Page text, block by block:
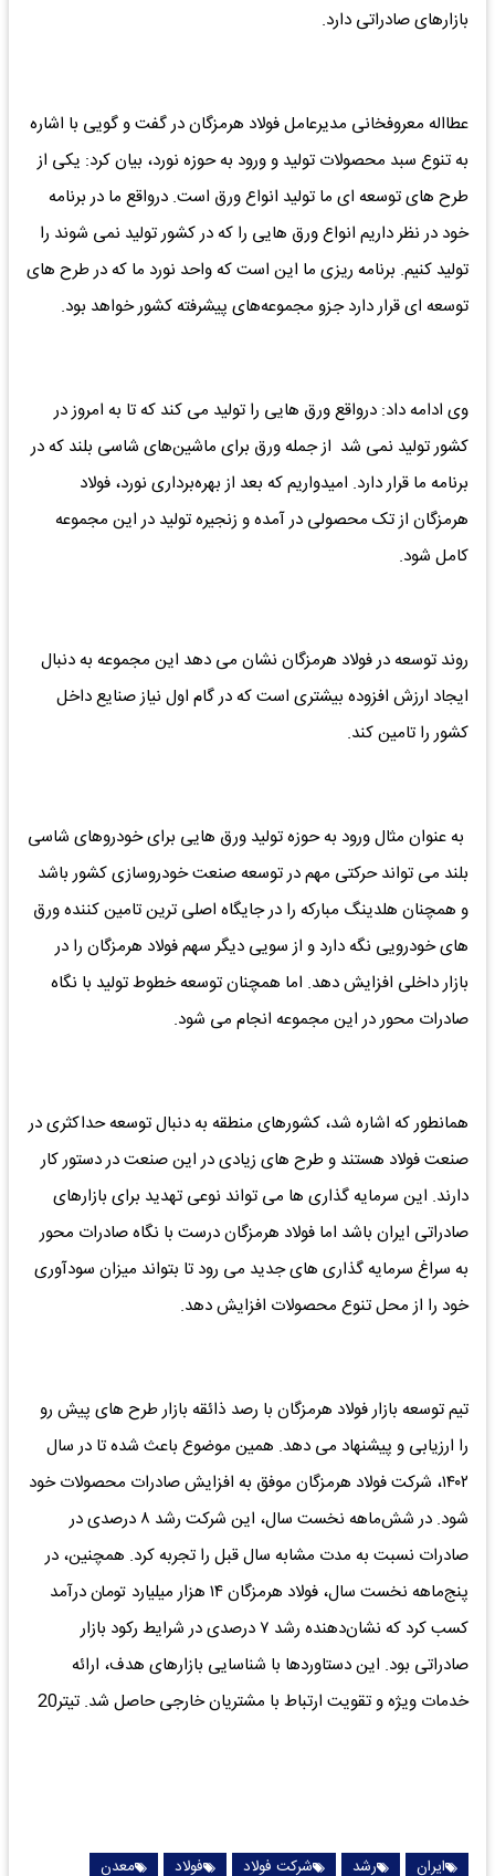
بازارهای صادراتی دارد.
عطااله معروفخانی مدیرعامل فولاد هرمزگان در گفت و گویی با اشاره
به تنوع سبد محصولات تولید و ورود به حوزه نورد، بیان کرد: یکی از
طرح های توسعه ای ما تولید انواع ورق است. درواقع ما در برنامه
خود در نظر داریم انواع ورق هایی را که در کشور تولید نمی شوند را
تولید کنیم. برنامه ریزی ما این است که واحد نورد ما که در طرح های
توسعه ای قرار دارد جزو مجموعه‌های پیشرفته کشور خواهد بود.
وی ادامه داد: درواقع ورق هایی را تولید می کند که تا به امروز در
کشور تولید نمی شد از جمله ورق برای ماشین‌های شاسی بلند که در
برنامه ما قرار دارد. امیدواریم که بعد از بهره‌برداری نورد، فولاد
هرمزگان از تک محصولی در آمده و زنجیره تولید در این مجموعه
کامل شود.
روند توسعه در فولاد هرمزگان نشان می دهد این مجموعه به دنبال
ایجاد ارزش افزوده بیشتری است که در گام اول نیاز صنایع داخل
کشور را تامین کند.
به عنوان مثال ورود به حوزه تولید ورق هایی برای خودروهای شاسی
بلند می تواند حرکتی مهم در توسعه صنعت خودروسازی کشور باشد
و همچنان هلدینگ مبارکه را در جایگاه اصلی ترین تامین کننده ورق
های خودرویی نگه دارد و از سویی دیگر سهم فولاد هرمزگان را در
بازار داخلی افزایش دهد. اما همچنان توسعه خطوط تولید با نگاه
صادرات محور در این مجموعه انجام می شود.
همانطور که اشاره شد، کشورهای منطقه به دنبال توسعه حداکثری در
صنعت فولاد هستند و طرح های زیادی در این صنعت در دستور کار
دارند. این سرمایه گذاری ها می تواند نوعی تهدید برای بازارهای
صادراتی ایران باشد اما فولاد هرمزگان درست با نگاه صادرات محور
به سراغ سرمایه گذاری های جدید می رود تا بتواند میزان سودآوری
خود را از محل تنوع محصولات افزایش دهد.
تیم توسعه بازار فولاد هرمزگان با رصد ذائقه بازار طرح های پیش رو
را ارزیابی و پیشنهاد می دهد. همین موضوع باعث شده تا در سال
۱۴۰۲، شرکت فولاد هرمزگان موفق به افزایش صادرات محصولات خود
شود. در شش‌ماهه نخست سال، این شرکت رشد ۸ درصدی در
صادرات نسبت به مدت مشابه سال قبل را تجربه کرد. همچنین، در
پنج‌ماهه نخست سال، فولاد هرمزگان ۱۴ هزار میلیارد تومان درآمد
کسب کرد که نشان‌دهنده رشد ۷ درصدی در شرایط رکود بازار
صادراتی بود. این دستاوردها با شناسایی بازارهای هدف، ارائه
خدمات ویژه و تقویت ارتباط با مشتریان خارجی حاصل شد. تیتر20
ایران رشد شرکت فولاد فولاد معدن